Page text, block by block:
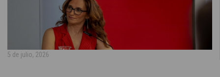
5 de julio, 2026